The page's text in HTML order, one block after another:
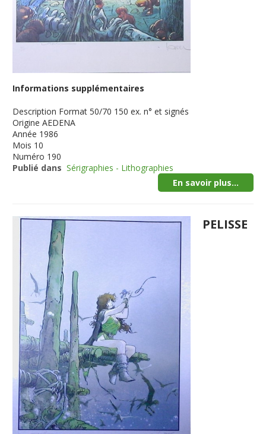
Informations supplémentaires
Description Format 50/70 150 ex. n° et signés
Origine AEDENA
Année 1986
Mois 10
Numéro 190
Publié dans Sérigraphies - Lithographies
En savoir plus...
PELISSE